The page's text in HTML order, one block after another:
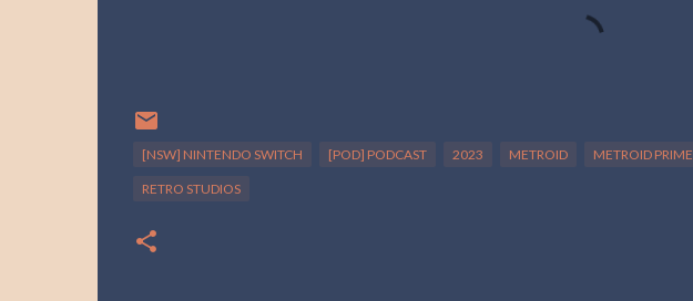
[NSW] NINTENDO SWITCH [POD] PODCAST 2023 METROID METROID PRIME
RETRO STUDIOS